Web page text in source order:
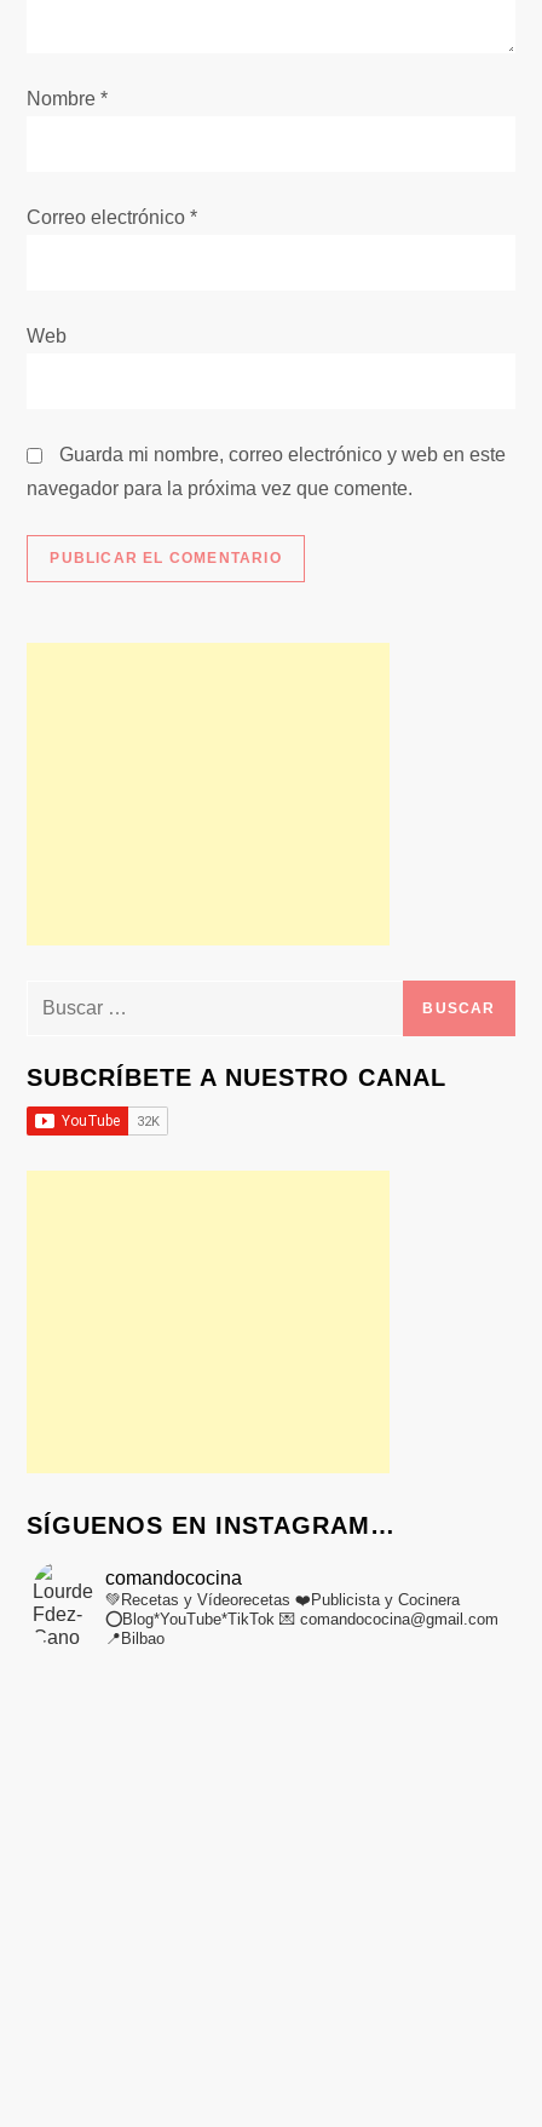
e
t
a
a
s
Nombre*
Correo electrónico*
Web
Guarda mi nombre, correo electrónico y web en este
navegador para la próxima vez que comente.
Buscar:
SUBCRÍBETE A NUESTRO CANAL
SÍGUENOS EN INSTAGRAM…
comandococina
💚Recetas y Vídeorecetas ❤️Publicista y Cocinera
⭕Blog*YouTube*TikTok 💌 comandococina@gmail.com
📍Bilbao